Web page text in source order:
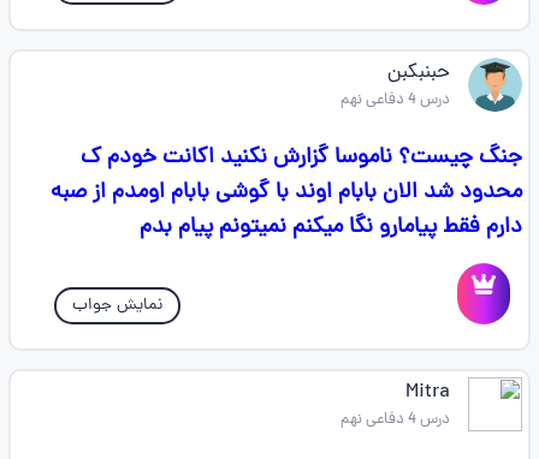
حبنبکبن
درس 4 دفاعی نهم
جنگ چیست؟ ناموسا گزارش نکنید اکانت خودم ک
محدود شد الان بابام اوند با گوشی بابام اومدم از صبه
دارم فقط پیامارو نگا میکنم نمیتونم پیام بدم
نمایش جواب
Mitra
درس 4 دفاعی نهم